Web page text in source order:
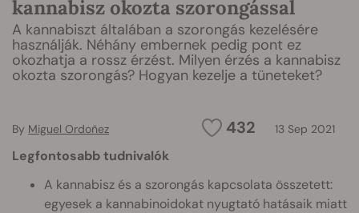
kannabisz okozta szorongással
A kannabiszt általában a szorongás kezelésére
használják. Néhány embernek pedig pont ez
okozhatja a rossz érzést. Milyen érzés a kannabisz
okozta szorongás? Hogyan kezelje a tüneteket?
432 13 Sep 2021
By Miguel Ordoñez
Legfontosabb tudnivalók
A kannabisz és a szorongás kapcsolata összetett:
egyesek a kannabinoidokat nyugtató hatásaik miatt